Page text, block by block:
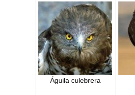
Águila culebrera